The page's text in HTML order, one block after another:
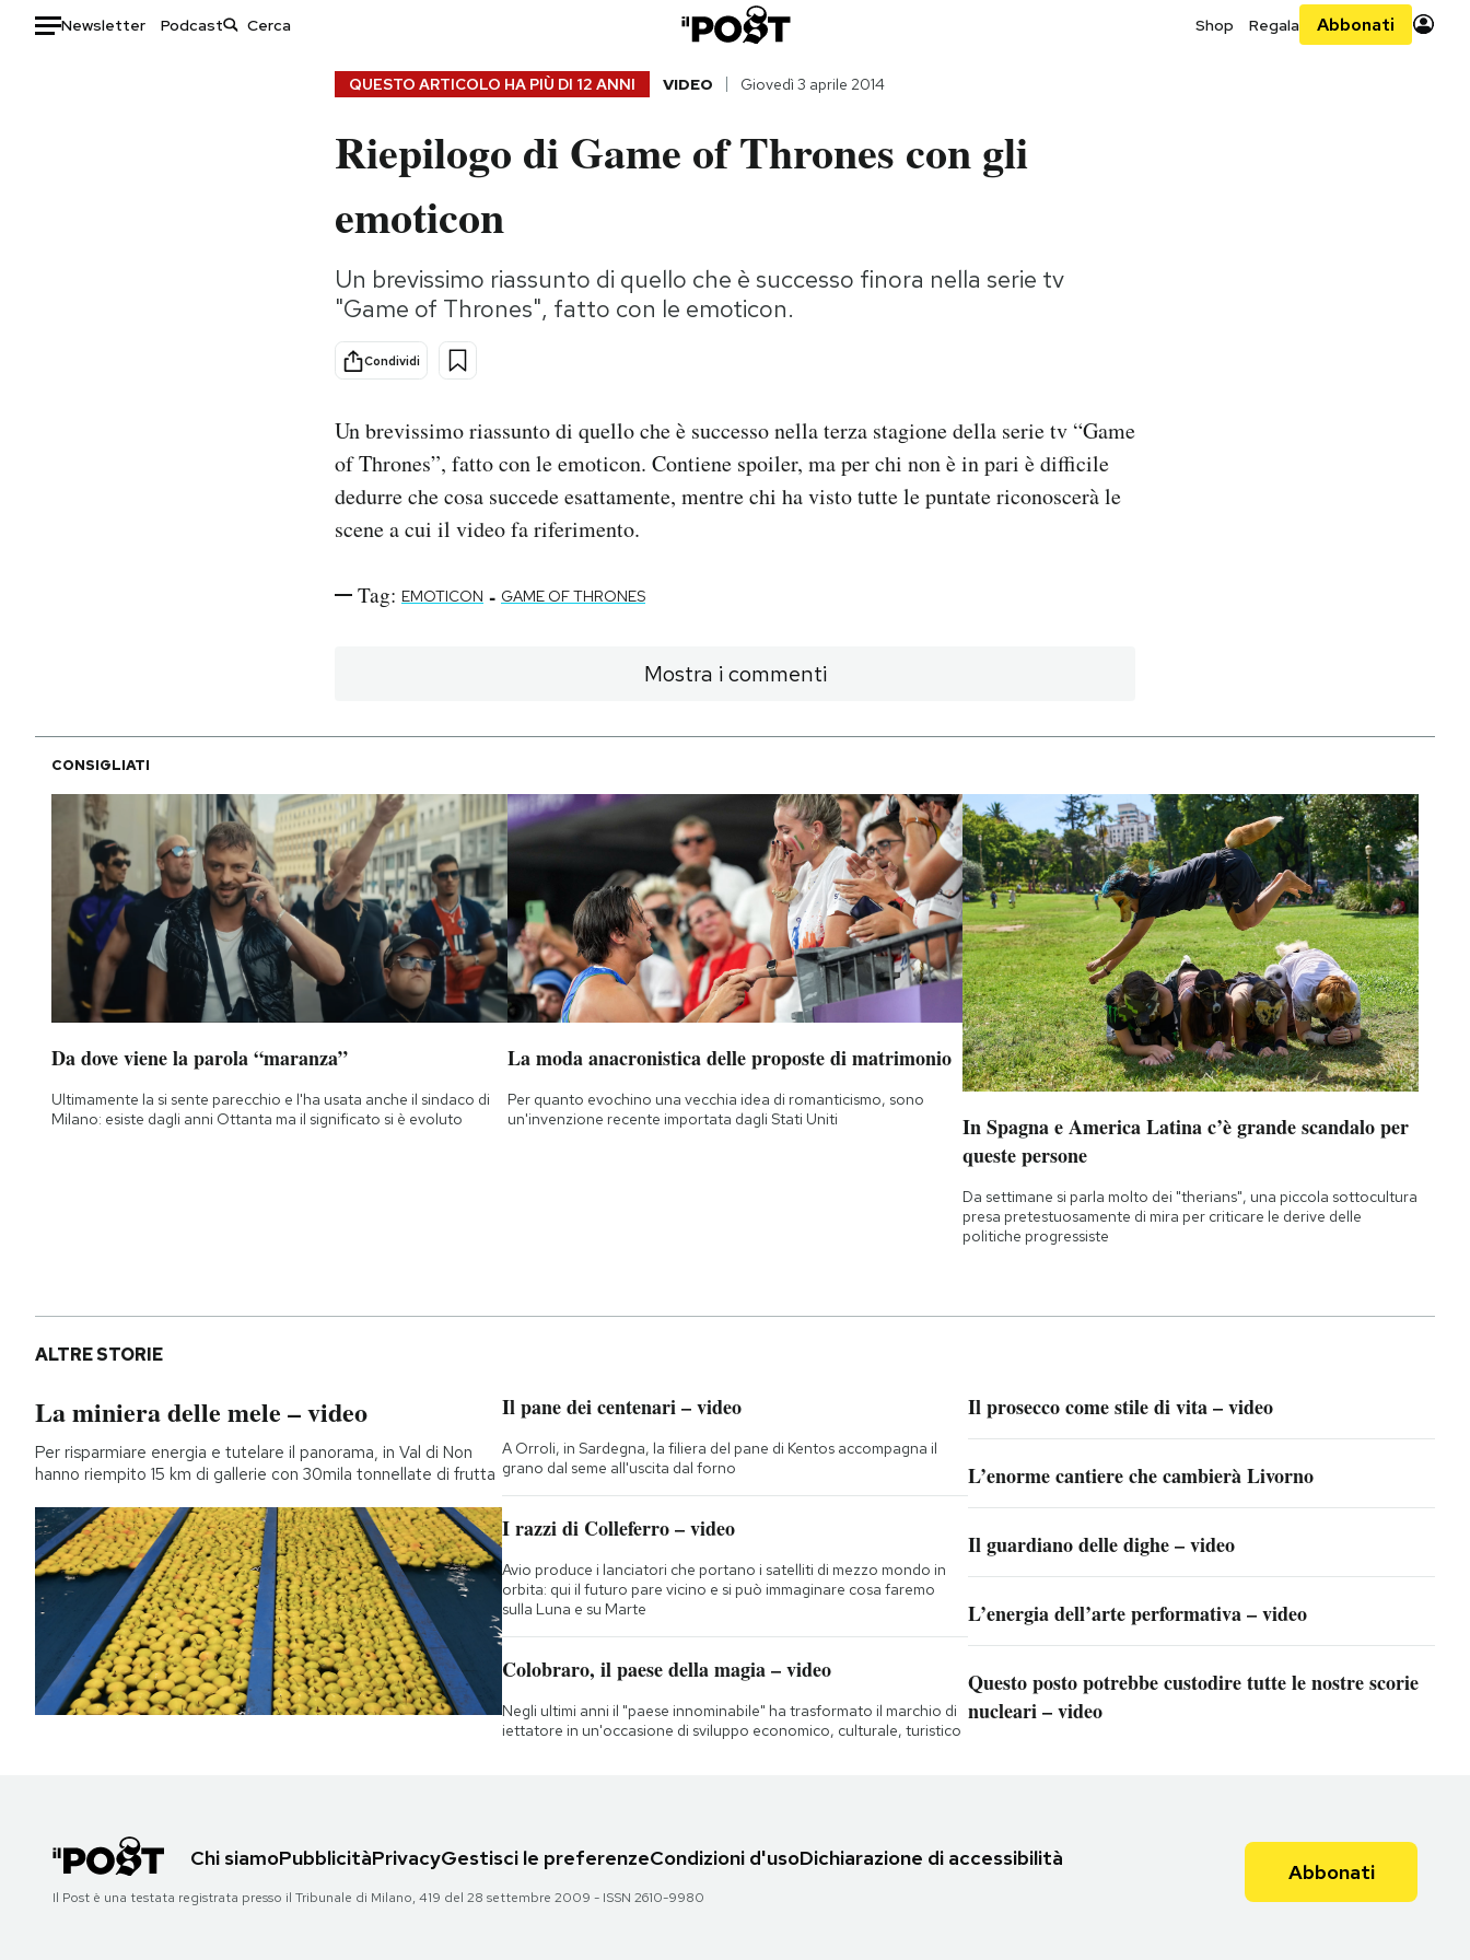
Newsletter Podcast Shop Regala Abbonati
Storie/Idee
Ok Boomer!
Mondiali calcio 2026
CALENDARIO
AREA PERSONALE
Area Personale
Newsletter
Notifiche mobile
Regala il Post
Hai bisogno di aiuto?
QUESTO ARTICOLO HA PIÙ DI 12 ANNI VIDEO Giovedì 3 aprile 2014
Riepilogo di Game of Thrones con gli
emoticon
Un brevissimo riassunto di quello che è successo finora nella serie tv
"Game of Thrones", fatto con le emoticon.
Condividi
Un brevissimo riassunto di quello che è successo nella terza stagione della serie tv “Game
of Thrones”, fatto con le emoticon. Contiene spoiler, ma per chi non è in pari è difficile
dedurre che cosa succede esattamente, mentre chi ha visto tutte le puntate riconoscerà le
scene a cui il video fa riferimento.
Tag: EMOTICON - GAME OF THRONES
Mostra i commenti
CONSIGLIATI
Da dove viene la parola “maranza”
Ultimamente la si sente parecchio e l'ha usata anche il sindaco di
Milano: esiste dagli anni Ottanta ma il significato si è evoluto
La moda anacronistica delle proposte di matrimonio
Per quanto evochino una vecchia idea di romanticismo, sono
un'invenzione recente importata dagli Stati Uniti
In Spagna e America Latina c’è grande scandalo per
queste persone
Da settimane si parla molto dei "therians", una piccola sottocultura
presa pretestuosamente di mira per criticare le derive delle
politiche progressiste
ALTRE STORIE
La miniera delle mele – video
Per risparmiare energia e tutelare il panorama, in Val di Non
hanno riempito 15 km di gallerie con 30mila tonnellate di frutta
Il pane dei centenari – video
A Orroli, in Sardegna, la filiera del pane di Kentos accompagna il
grano dal seme all'uscita dal forno
I razzi di Colleferro – video
Avio produce i lanciatori che portano i satelliti di mezzo mondo in
orbita: qui il futuro pare vicino e si può immaginare cosa faremo
sulla Luna e su Marte
Colobraro, il paese della magia – video
Negli ultimi anni il "paese innominabile" ha trasformato il marchio di
iettatore in un'occasione di sviluppo economico, culturale, turistico
Il prosecco come stile di vita – video
L’enorme cantiere che cambierà Livorno
Il guardiano delle dighe – video
L’energia dell’arte performativa – video
Questo posto potrebbe custodire tutte le nostre scorie
nucleari – video
Chi siamoPubblicitàPrivacyGestisci le preferenzeCondizioni d'usoDichiarazione di accessibilità
Il Post è una testata registrata presso il Tribunale di Milano, 419 del 28 settembre 2009 - ISSN 2610-9980
Abbonati